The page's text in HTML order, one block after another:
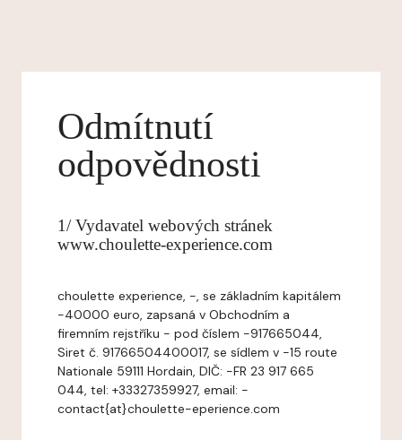
Odmítnutí
odpovědnosti
1/ Vydavatel webových stránek
www.choulette-experience.com
choulette experience, -, se základním kapitálem
-40000 euro, zapsaná v Obchodním a
firemním rejstříku - pod číslem -917665044,
Siret č. 91766504400017, se sídlem v -15 route
Nationale 59111 Hordain, DIČ: -FR 23 917 665
044, tel: +33327359927, email: -
contact{at}choulette-eperience.com